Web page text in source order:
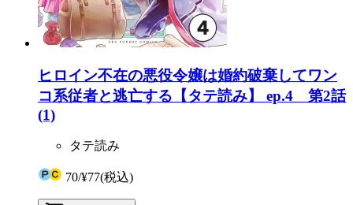
ヒロイン不在の悪役令嬢は婚約破棄してワン
コ系従者と逃亡する【タテ読み】 ep.4 第2話
(1)
タテ読み
70/¥77(税込)